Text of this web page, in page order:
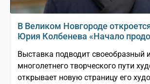
В Великом Новгороде
Юрия Колбенева «Начало
Выставка подводит своеобразный
многолетнего творческого пути
открывает новую страницу его